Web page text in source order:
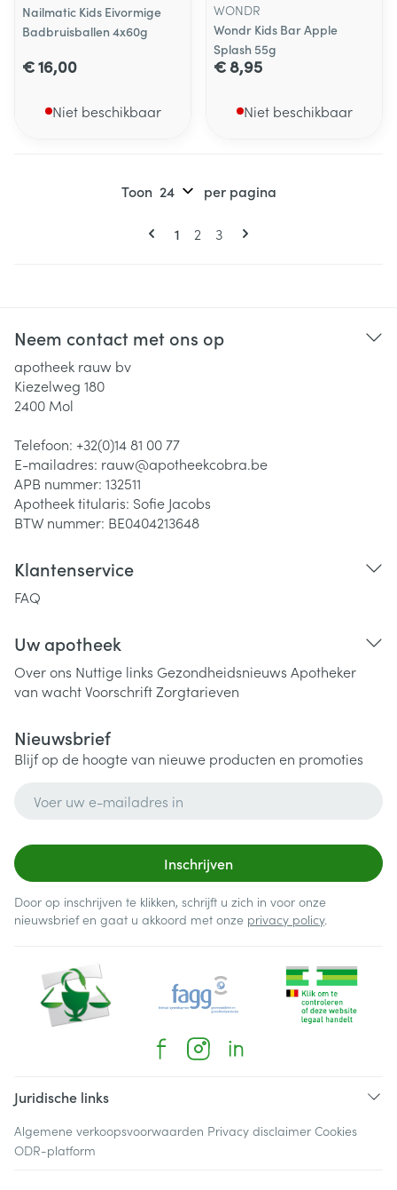
Nailmatic Kids Eivormige
Badbruisballen 4x60g
€ 16,00
Niet beschikbaar
WONDR
Wondr Kids Bar Apple
Splash 55g
€ 8,95
Niet beschikbaar
Pagina's
U lees momenteel pagina
1 Pagina
2 Pagina
3
Toon per pagina
Neem contact met ons op
apotheek rauw bv
Kiezelweg 180
2400 Mol
Telefoon: +32(0)14 81 00 77
E-mailadres: rauw@apotheekcobra.be
APB nummer: 132511
Apotheek titularis: Sofie Jacobs
BTW nummer: BE0404213648
Klantenservice
FAQ
Uw apotheek
Over ons Nuttige links Gezondheidsnieuws Apotheker
van wachtVoorschriftZorgtarieven
Nieuwsbrief
Blijf op de hoogte van nieuwe producten en promoties
Inschrijven
Door op inschrijven te klikken, schrijft u zich in voor onze
nieuwsbrief en gaat u akkoord met onze privacy policy.
Juridische links
Algemene verkoopsvoorwaarden Privacy disclaimer Cookies
ODR-platform